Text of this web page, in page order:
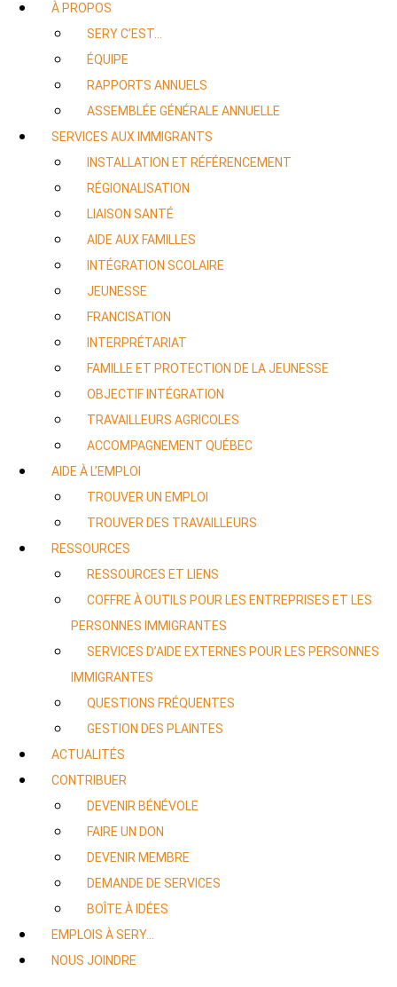
À PROPOS
SERY C’EST…
ÉQUIPE
RAPPORTS ANNUELS
ASSEMBLÉE GÉNÉRALE ANNUELLE
SERVICES AUX IMMIGRANTS
INSTALLATION ET RÉFÉRENCEMENT
RÉGIONALISATION
LIAISON SANTÉ
AIDE AUX FAMILLES
INTÉGRATION SCOLAIRE
JEUNESSE
FRANCISATION
INTERPRÉTARIAT
FAMILLE ET PROTECTION DE LA JEUNESSE
OBJECTIF INTÉGRATION
TRAVAILLEURS AGRICOLES
ACCOMPAGNEMENT QUÉBEC
AIDE À L’EMPLOI
TROUVER UN EMPLOI
TROUVER DES TRAVAILLEURS
RESSOURCES
RESSOURCES ET LIENS
COFFRE À OUTILS POUR LES ENTREPRISES ET LES
PERSONNES IMMIGRANTES
SERVICES D’AIDE EXTERNES POUR LES PERSONNES
IMMIGRANTES
QUESTIONS FRÉQUENTES
GESTION DES PLAINTES
ACTUALITÉS
CONTRIBUER
DEVENIR BÉNÉVOLE
FAIRE UN DON
DEVENIR MEMBRE
DEMANDE DE SERVICES
BOÎTE À IDÉES
EMPLOIS À SERY…
NOUS JOINDRE